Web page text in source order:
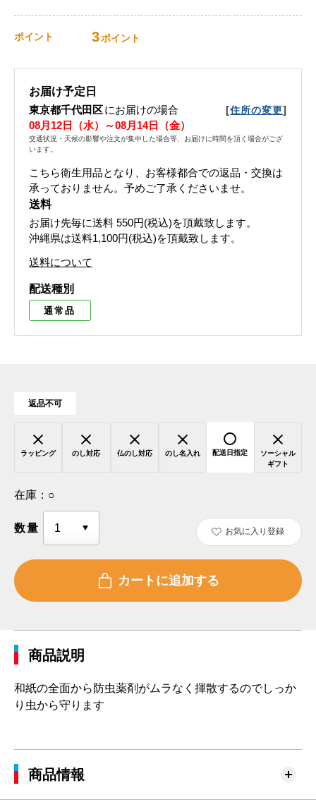
ポイント 3ポイント
お届け予定日
東京都千代田区にお届けの場合 [住所の変更]
08月12日（水）～08月14日（金）
交通状況・天候の影響や注文が集中した場合等、お届けに時間を頂く場合がござ
います。
こちら衛生用品となり、お客様都合での返品・交換は
承っておりません。予めご了承くださいませ。
送料
お届け先毎に送料 550円(税込)を頂戴致します。
沖縄県は送料1,100円(税込)を頂戴致します。
送料について
配送種別
通常品
返品不可
ラッピング のし対応 仏のし対応 のし名入れ 配送日指定
ソーシャル
ギフト
在庫： ○
数量 お気に入り登録
商品説明
和紙の全面から防虫薬剤がムラなく揮散するのでしっか
り虫から守ります
商品情報